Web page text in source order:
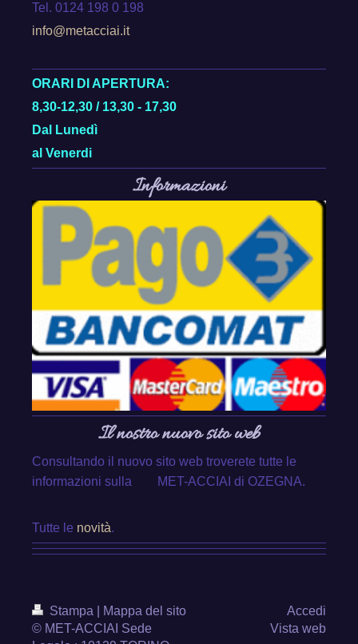
Tel. 0124 198 0 198
info@metacciai.it
ORARI DI APERTURA:
8,30-12,30 / 13,30 - 17,30
Dal Lunedì
al Venerdi
Informazioni
Il nostro nuovo sito web
Consultando il nuovo sito web troverete tutte le
informazioni sulla MET-ACCIAI di OZEGNA.
Tutte le novità.
Stampa
Mappa del sito
© MET-ACCIAI Sede
Accedi
Vista web